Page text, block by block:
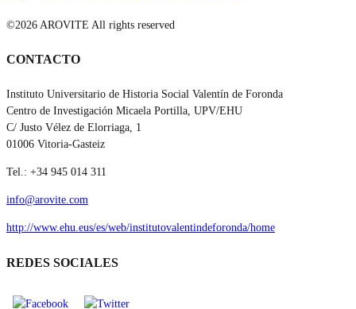
©2026 AROVITE All rights reserved
CONTACTO
Instituto Universitario de Historia Social Valentín de Foronda
Centro de Investigación Micaela Portilla, UPV/EHU
C/ Justo Vélez de Elorriaga, 1
01006 Vitoria-Gasteiz
Tel.: +34 945 014 311
info@arovite.com
http://www.ehu.eus/es/web/institutovalentindeforonda/home
REDES SOCIALES